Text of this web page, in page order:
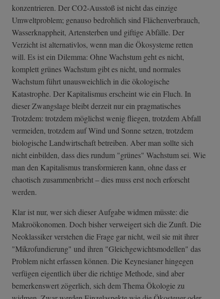
konzentrieren. Der CO2-Ausstoß ist nicht das einzige
Umweltproblem; genauso bedrohlich sind Flächenverbrauch,
Wasserknappheit, Artensterben und giftige Abfälle. Der
Verzicht ist alternativlos, wenn man die Ökosysteme retten
will. Es ist ein Dilemma: Ohne Wachstum geht es nicht,
komplett grünes Wachstum gibt es nicht, und normales
Wachstum führt unausweichlich in die ökologische
Katastrophe. Der Kapitalismus erscheint wie ein Fluch. In
dieser Zwangslage bleibt derzeit nur ein pragmatisches
Trotzdem: trotzdem möglichst wenig fliegen, trotzdem Abfall
vermeiden, trotzdem auf Wind und Sonne setzen, trotzdem
biologische Landwirtschaft betreiben. Aber man sollte sich
nicht einbilden, dass dies rundum "grünes" Wachstum sei. Wie
man den Kapitalismus transformieren kann, ohne dass er
chaotisch zusammenbricht – dies muss erst noch erforscht
werden.
Klar ist nur, wer sich dieser Aufgabe widmen müsste: die
Makroökonomen. Doch bisher verweigert sich die Zunft. Die
Neoklassiker verstehen die Frage gar nicht, weil sie mit ihrer
"Mikrofundierung" und ihren "Gleichgewichtsmodellen" das
Problem nicht erfassen können. Die Keynesianer hingegen
verfügen eigentlich über die richtige Methode, sind aber
bemerkenswert zögerlich, sich dem Thema Ökologie zu